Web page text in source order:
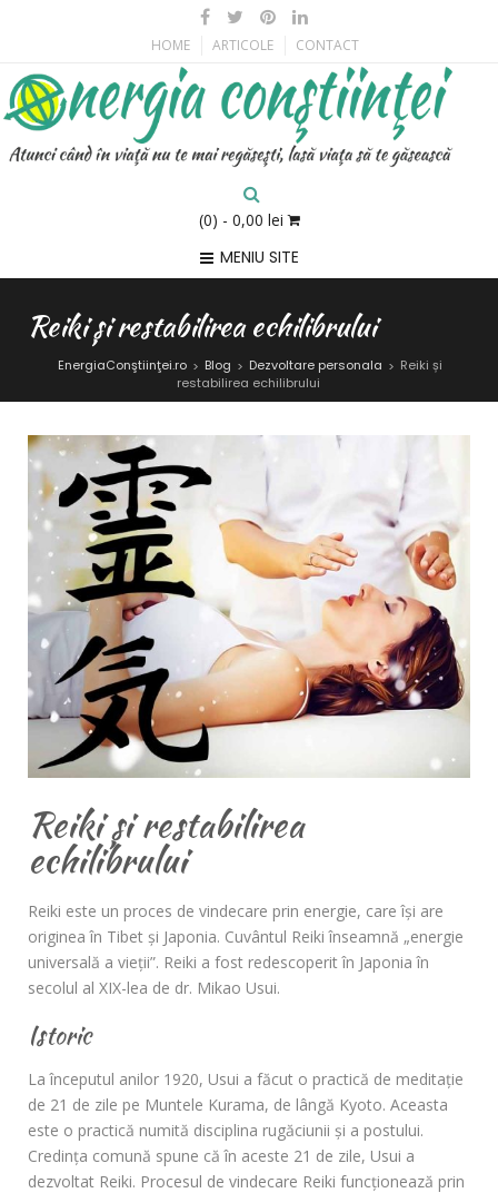
HOME ARTICOLE CONTACT
(0) - 0,00 lei
MENIU SITE
Reiki și restabilirea echilibrului
EnergiaConştiinţei.ro > Blog > Dezvoltare personala > Reiki și
restabilirea echilibrului
Reiki și restabilirea
echilibrului
Reiki este un proces de vindecare prin energie, care îşi are
originea în Tibet şi Japonia. Cuvântul Reiki înseamnă „energie
universală a vieţii”. Reiki a fost redescoperit în Japonia în
secolul al XIX-lea de dr. Mikao Usui.
Istoric
La începutul anilor 1920, Usui a făcut o practică de meditaţie
de 21 de zile pe Muntele Kurama, de lângă Kyoto. Aceasta
este o practică numită disciplina rugăciunii şi a postului.
Credinţa comună spune că în aceste 21 de zile, Usui a
dezvoltat Reiki. Procesul de vindecare Reiki funcţionează prin